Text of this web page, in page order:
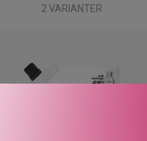
2 VARIANTER